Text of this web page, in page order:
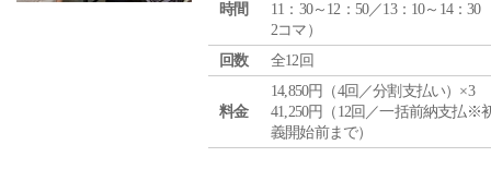
時間
11：30～12：50／13：10～14：30
2コマ）
回数
全12回
料金
14,850円（4回／分割支払い）×3
41,250円（12回／一括前納支払※
義開始前まで）